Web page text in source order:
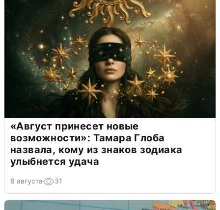
«Август принесет новые
возможности»: Тамара Глоба
назвала, кому из знаков зодиака
улыбнется удача
8 августа 31